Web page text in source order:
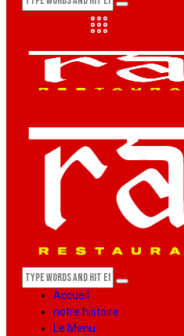
Accueil
notre histoire
Le Menu